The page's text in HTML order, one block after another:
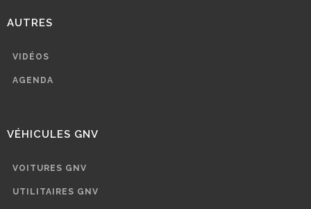
AUTRES
VIDÉOS
AGENDA
VÉHICULES GNV
VOITURES GNV
UTILITAIRES GNV